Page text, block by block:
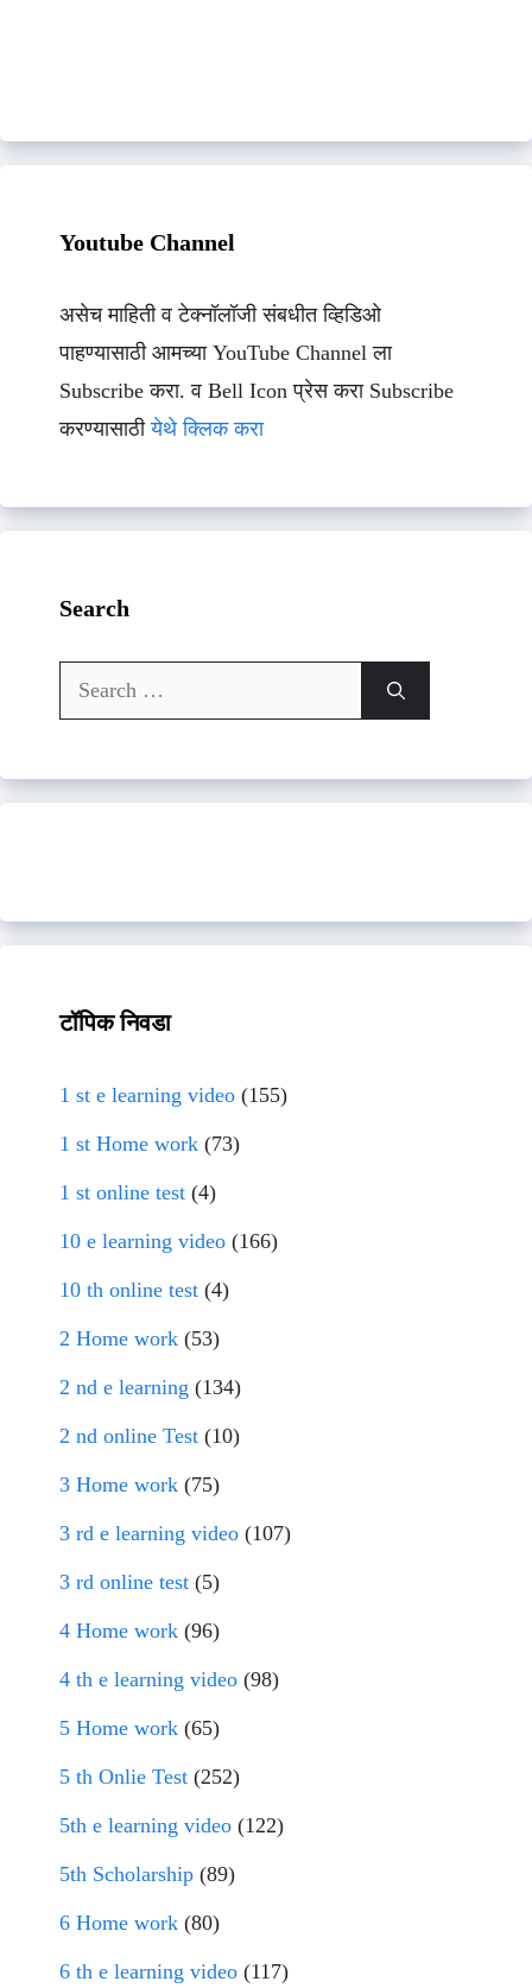
Youtube Channel
असेच माहिती व टेक्नॉलॉजी संबधीत व्हिडिओ
पाहण्यासाठी आमच्या YouTube Channel ला
Subscribe करा. व Bell Icon प्रेस करा Subscribe
करण्यासाठीयेथे क्लिक करा
Search
Search
for:
टॉपिक निवडा
1 st e learning video (155)
1 st Home work (73)
1 st online test (4)
10 e learning video (166)
10 th online test (4)
2 Home work (53)
2 nd e learning (134)
2 nd online Test (10)
3 Home work (75)
3 rd e learning video (107)
3 rd online test (5)
4 Home work (96)
4 th e learning video (98)
5 Home work (65)
5 th Onlie Test (252)
5th e learning video (122)
5th Scholarship (89)
6 Home work (80)
6 th e learning video (117)